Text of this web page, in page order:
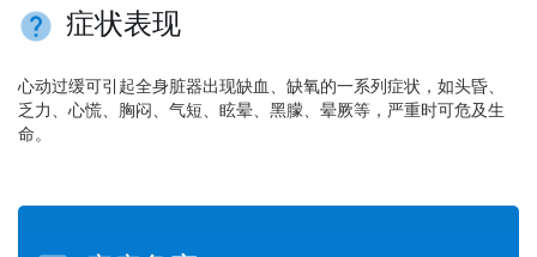
症状表现
心动过缓可引起全身脏器出现缺血、缺氧的一系列症状，如头昏、
乏力、心慌、胸闷、气短、眩晕、黑朦、晕厥等，严重时可危及生
命。